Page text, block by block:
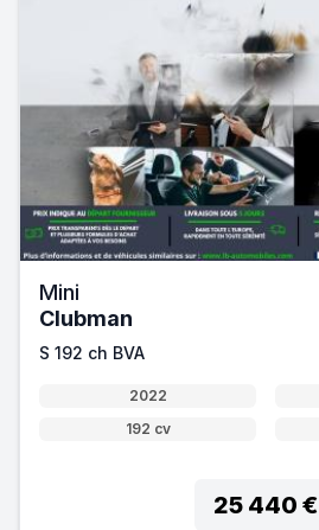
Mini
Clubman
S 192 ch BVA
2022
192 cv
25 440 €